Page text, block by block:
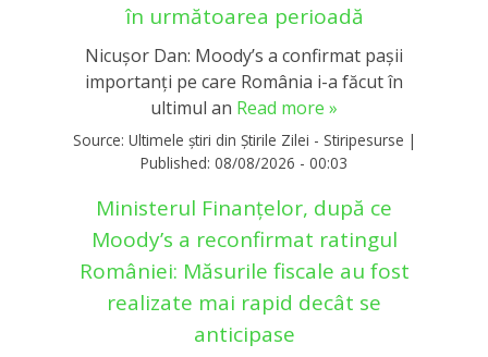
în următoarea perioadă
Nicușor Dan: Moody’s a confirmat pașii
importanți pe care România i-a făcut în
ultimul an Read more »
Source: Ultimele știri din Știrile Zilei - Stiripesurse |
Published: 08/08/2026 - 00:03
Ministerul Finanțelor, după ce
Moody’s a reconfirmat ratingul
României: Măsurile fiscale au fost
realizate mai rapid decât se
anticipase